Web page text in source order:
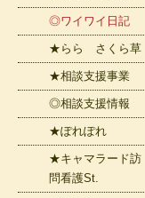
◎ワイワイ日記
★らら さくら草
★相談支援事業
◎相談支援情報
★ぽれぽれ
★キャマラード訪
問看護St.